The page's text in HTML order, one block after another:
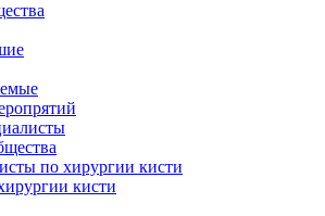
по хирургии кисти
кисти